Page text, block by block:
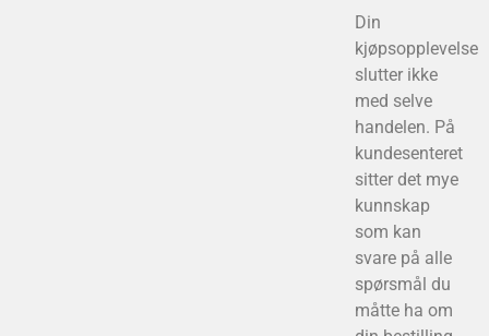
Din
kjøpsopplevelse
slutter ikke
med selve
handelen. På
kundesenteret
sitter det mye
kunnskap
som kan
svare på alle
spørsmål du
måtte ha om